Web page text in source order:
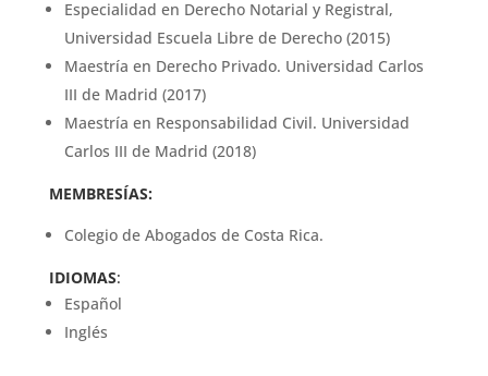
Especialidad en Derecho Notarial y Registral,
Universidad Escuela Libre de Derecho (2015)
Maestría en Derecho Privado. Universidad Carlos
III de Madrid (2017)
Maestría en Responsabilidad Civil. Universidad
Carlos III de Madrid (2018)
MEMBRESÍAS:
Colegio de Abogados de Costa Rica.
IDIOMAS:
Español
Inglés